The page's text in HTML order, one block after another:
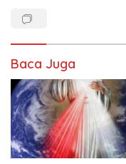
Baca Juga